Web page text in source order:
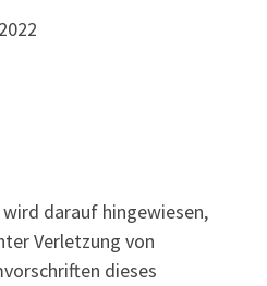
wird darauf hingewiesen,
Verletzung von
dieses